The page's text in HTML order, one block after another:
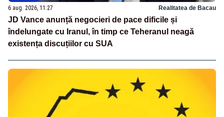
6 aug. 2026, 11:27 Realitatea de Bacau
JD Vance anunță negocieri de pace dificile și
îndelungate cu Iranul, în timp ce Teheranul neagă
existența discuțiilor cu SUA